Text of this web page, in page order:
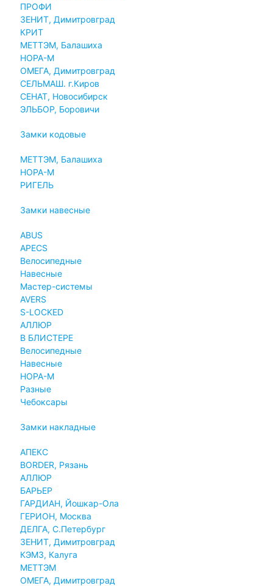
ПРОФИ
ЗЕНИТ, Димитровград
КРИТ
МЕТТЭМ, Балашиха
НОРА-М
ОМЕГА, Димитровград
СЕЛЬМАШ. г.Киров
СЕНАТ, Новосибирск
ЭЛЬБОР, Боровичи
Замки кодовые
МЕТТЭМ, Балашиха
НОРА-М
РИГЕЛЬ
Замки навесные
ABUS
APECS
Велосипедные
Навесные
Мастер-системы
AVERS
S-LOCKED
АЛЛЮР
В БЛИСТЕРЕ
Велосипедные
Навесные
НОРА-М
Разные
Чебоксары
Замки накладные
АПЕКС
BORDER, Рязань
АЛЛЮР
БАРЬЕР
ГАРДИАН, Йошкар-Ола
ГЕРИОН, Москва
ДЕЛГА, С.Петербург
ЗЕНИТ, Димитровград
КЭМЗ, Калуга
МЕТТЭМ
ОМЕГА, Димитровград